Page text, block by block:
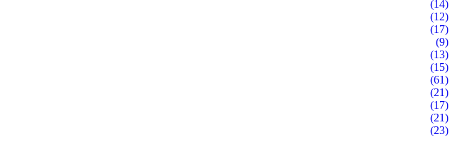
(14)
(12)
(17)
(9)
(13)
(15)
(61)
(21)
(17)
(21)
(23)